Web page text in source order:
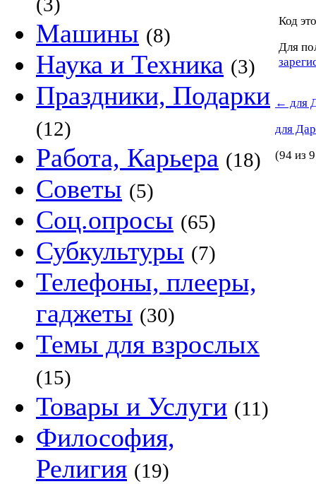
Машины (8)
Наука и Техника (3)
Праздники, Подарки
(12)
Работа, Карьера (18)
Советы (5)
Соц.опросы (65)
Субкультуры (7)
Телефоны, плееры,
гаджеты (30)
Темы для взрослых
(15)
Товары и Услуги (11)
Философия,
Религия (19)
Код
Для
← для
для
(94 из